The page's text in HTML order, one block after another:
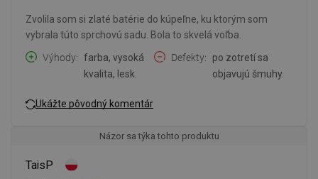
Zvolila som si zlaté batérie do kúpeľne, ku ktorým som
vybrala túto sprchovú sadu. Bola to skvelá voľba.
Výhody
farba, vysoká
kvalita, lesk.
Defekty
po zotretí sa
objavujú šmuhy.
Ukážte pôvodný komentár
Názor sa týka tohto produktu
TaisP